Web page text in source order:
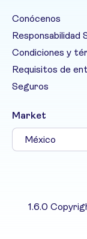
Conócenos
Responsabilidad
Condiciones y
Requisitos de
Seguros
Market
1.6.0